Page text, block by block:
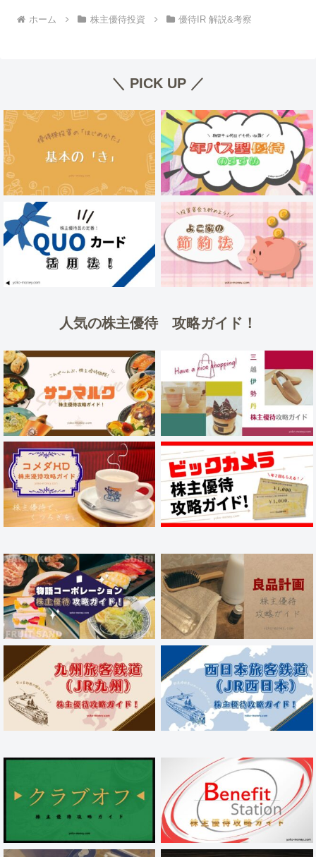
ホーム 株主優待投資 優待IR 解説&考察
＼ PICK UP ／
人気の株主優待 攻略ガイド！